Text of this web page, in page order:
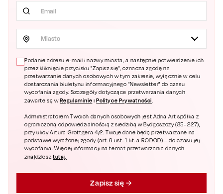
Miasto
Podanie adresu e-mail i nazwy miasta, a następnie potwierdzenie ich
przez kliknięcie przycisku "Zapisz się", oznacza zgodę na
przetwarzanie danych osobowych w tym zakresie, wyłącznie w celu
dostarczania biuletynu informacyjnego "Newsletter" do czasu
wycofania zgody. Szczegóły dotyczące przetwarzania danych
zawarte są wRegulaminie i Polityce Prywatności.
Administratorem Twoich danych osobowych jest Adria Art spółka z
ograniczoną odpowiedzialnością z siedzibą w Bydgoszczy (85- 227),
przy ulicy Artura Grottgera 4/2. Twoje dane będą przetwarzane na
podstawie wyrażonej zgody (art. 6 ust. 1 lit. a RODOD) – do czasu jej
wycofania. Więcej informacji na temat przetwarzania danych
znajdziesztutaj.
Zapisz się